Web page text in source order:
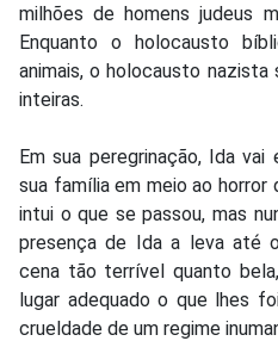
milhões de homens judeus
Enquanto o holocausto
animais, o holocausto nazista
inteiras.
Em sua peregrinação, Ida
sua família em meio ao horror
intui o que se passou, mas
presença de Ida a leva até
cena tão terrível quanto
lugar adequado o que lhes
crueldade de um regime